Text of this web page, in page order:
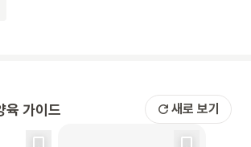
육 가이드 새로 보기